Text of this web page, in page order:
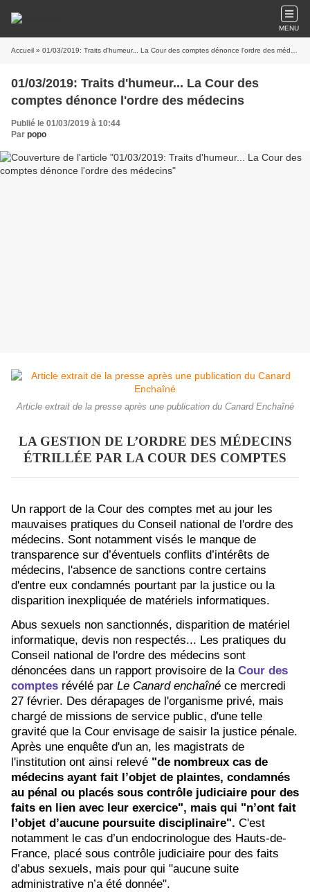
MENU
Accueil » 01/03/2019: Traits d'humeur... La Cour des comptes dénonce l'ordre des médecins
01/03/2019: Traits d'humeur... La Cour des
comptes dénonce l'ordre des médecins
Publié le 01/03/2019 à 10:44
Par popo
Article extrait de la presse après une publication du Canard Enchaîné
LA GESTION DE L’ORDRE DES MÉDECINS
ÉTRILLÉE PAR LA COUR DES COMPTES
Un rapport de la Cour des comptes met au jour les
mauvaises pratiques du Conseil national de l'ordre des
médecins. Sont notamment visés le manque de
transparence sur d’éventuels conflits d’intérêts de
médecins, l'absence de sanctions contre certains
d'entre eux condamnés pourtant par la justice ou la
disparition inexpliquée de matériels informatiques.
Abus sexuels non sanctionnés, disparition de matériel
informatique, devis non respectés... Les pratiques du
Conseil national de l'ordre des médecins sont
dénoncées dans un rapport provisoire de la Cour des
comptes révélé par Le Canard enchaîné ce mercredi
27 février. Des dérapages de l'organisme privé, mais
chargé de missions de service public, d'une telle
gravité que la Cour envisage de saisir la justice pénale.
Après une enquête d'un an, les magistrats de
l'institution ont ainsi relevé "de nombreux cas de
médecins ayant fait l’objet de plaintes, condamnés
au pénal ou placés sous contrôle judiciaire pour des
faits en lien avec leur exercice", mais qui "n’ont fait
l’objet d’aucune poursuite disciplinaire". C'est
notamment le cas d’un endocrinologue des Hauts-de-
France, placé sous contrôle judiciaire pour des faits
d’abus sexuels, mais pour qui "aucune suite
administrative n’a été donnée".